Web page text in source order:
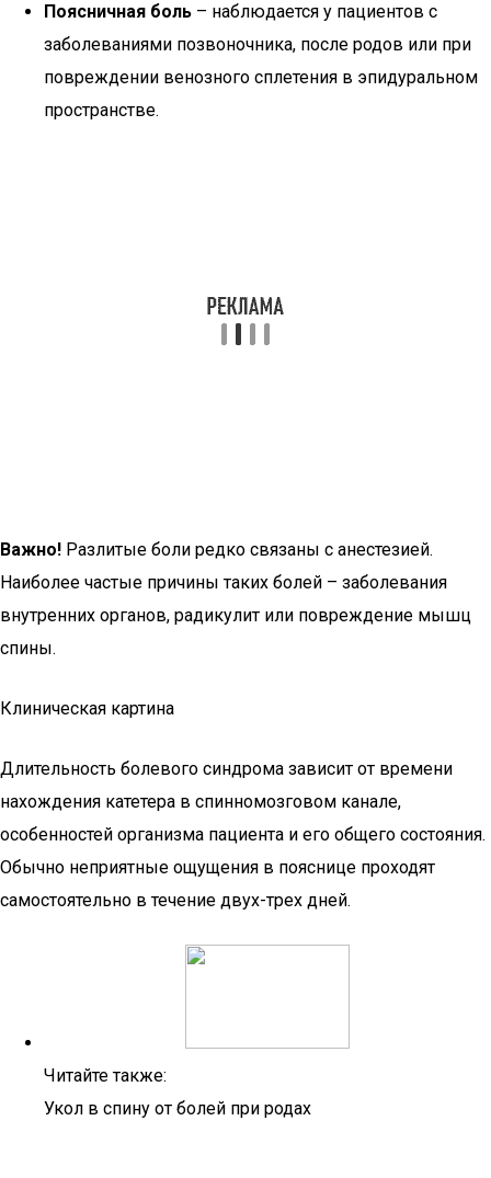
Поясничная боль – наблюдается у пациентов с
заболеваниями позвоночника, после родов или при
повреждении венозного сплетения в эпидуральном
пространстве.
Важно! Разлитые боли редко связаны с анестезией.
Наиболее частые причины таких болей – заболевания
внутренних органов, радикулит или повреждение мышц
спины.
Клиническая картина
Длительность болевого синдрома зависит от времени
нахождения катетера в спинномозговом канале,
особенностей организма пациента и его общего состояния.
Обычно неприятные ощущения в пояснице проходят
самостоятельно в течение двух-трех дней.
Читайте также:
Укол в спину от болей при родах